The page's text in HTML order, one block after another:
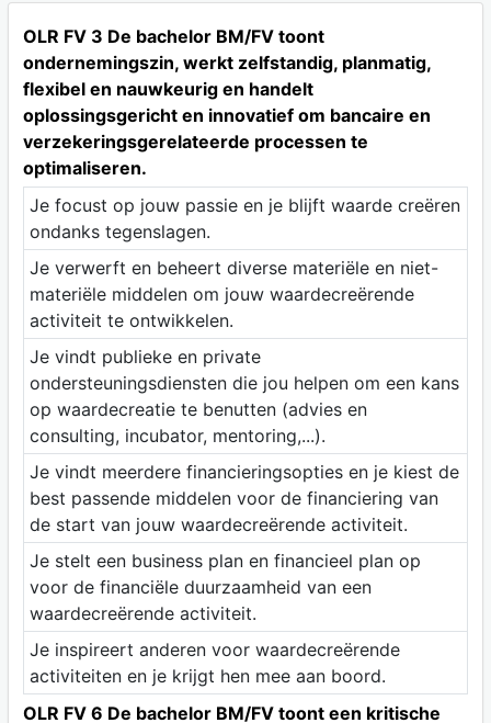
OLR FV 3 De bachelor BM/FV toont
ondernemingszin, werkt zelfstandig, planmatig,
flexibel en nauwkeurig en handelt
oplossingsgericht en innovatief om bancaire en
verzekeringsgerelateerde processen te
optimaliseren.
Je focust op jouw passie en je blijft waarde creëren
ondanks tegenslagen.
Je verwerft en beheert diverse materiële en niet-
materiële middelen om jouw waardecreërende
activiteit te ontwikkelen.
Je vindt publieke en private
ondersteuningsdiensten die jou helpen om een kans
op waardecreatie te benutten (advies en
consulting, incubator, mentoring,...).
Je vindt meerdere financieringsopties en je kiest de
best passende middelen voor de financiering van
de start van jouw waardecreërende activiteit.
Je stelt een business plan en financieel plan op
voor de financiële duurzaamheid van een
waardecreërende activiteit.
Je inspireert anderen voor waardecreërende
activiteiten en je krijgt hen mee aan boord.
OLR FV 6 De bachelor BM/FV toont een kritische